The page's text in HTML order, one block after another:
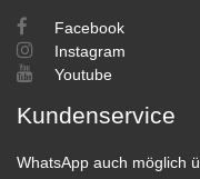
Facebook
Instagram
Youtube
Kundenservice
WhatsApp auch möglich